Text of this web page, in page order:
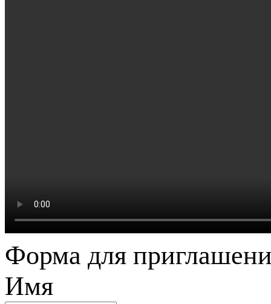
Форма для
Имя